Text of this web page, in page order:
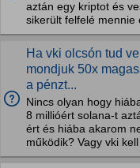
aztán egy kriptot és
sikerült felfelé mennie
Ha vki olcsón tud
mondjuk 50x
a pénzt...
Nincs olyan hogy
8 millióért solana-t
ért és hiába akarom
működik? Vagy vki